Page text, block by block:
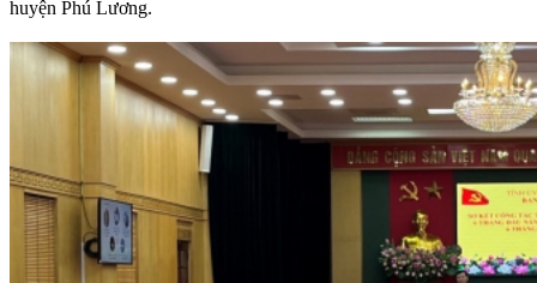
huyện Phú Lương.